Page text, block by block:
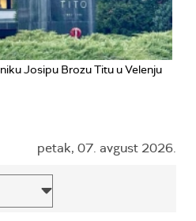
Josipu Brozu Titu u Velenju
petak, 07. avgust 2026.